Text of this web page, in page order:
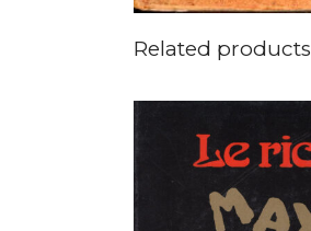
Related products